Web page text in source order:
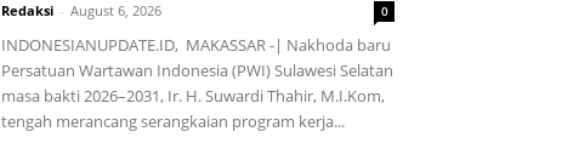
Redaksi - August 6, 2026 0
INDONESIANUPDATE.ID, MAKASSAR -| Nakhoda baru
Persatuan Wartawan Indonesia (PWI) Sulawesi Selatan
masa bakti 2026–2031, Ir. H. Suwardi Thahir, M.I.Kom,
tengah merancang serangkaian program kerja...